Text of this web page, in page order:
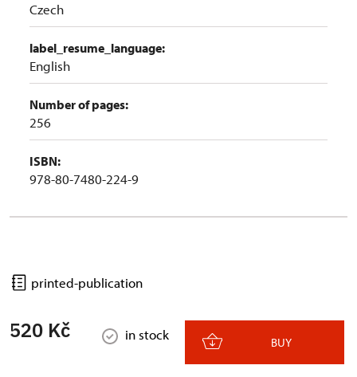
Czech
label_resume_language:
English
Number of pages:
256
ISBN:
978-80-7480-224-9
printed-publication
520 Kč in stock BUY